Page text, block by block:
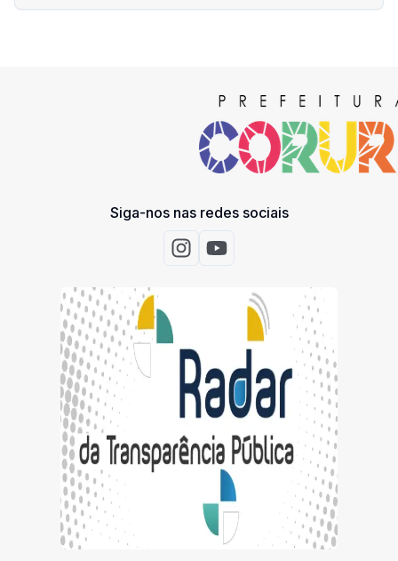
Siga-nos nas redes sociais
Acessar Instagram
Acessar Youtube